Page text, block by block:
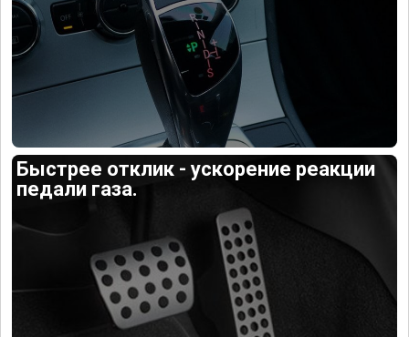
Быстрее отклик - ускорение реакции
педали газа.